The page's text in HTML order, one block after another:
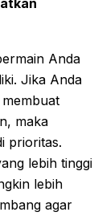
Anda
Jika Anda
maka
prioritas.
lebih tinggi
lebih
agar